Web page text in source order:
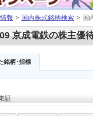
報 > 国内株式銘柄検索 > 国
京成電鉄の株主優
銘柄･指標
証